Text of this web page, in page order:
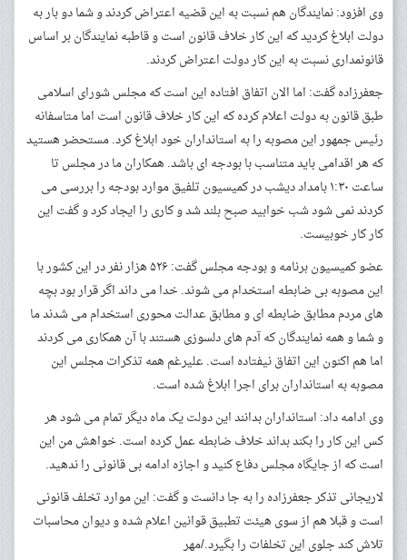
وی افزود: نمایندگان هم نسبت به این قضیه اعتراض کردند و شما دو بار به
دولت ابلاغ کردید که این کار خلاف قانون است و قاطبه نمایندگان بر اساس
قانونمداری نسبت به این کار دولت اعتراض کردند.
جعفرزاده گفت: اما الان اتفاق افتاده این است که مجلس شورای اسلامی
طبق قانون به دولت اعلام کرده که این کار خلاف قانون است اما متاسفانه
رئیس جمهور این مصوبه را به استانداران خود ابلاغ کرد. مستحضر هستید
که هر اقدامی باید متناسب با بودجه ای باشد. همکاران ما در مجلس تا
ساعت ۱:۳۰ بامداد دیشب در کمیسیون تلفیق موارد بودجه را بررسی می
کردند نمی شود شب خوابید صبح بلند شد و کاری را ایجاد کرد و گفت این
کار کار خوبیست.
عضو کمیسیون برنامه و بودجه مجلس گفت: ۵۲۶ هزار نفر در این کشور با
این مصوبه بی ضابطه استخدام می شوند. خدا می داند اگر قرار بود بچه
های مردم مطابق ضابطه ای و مطابق عدالت محوری استخدام می شدند ما
و شما و همه نمایندگان که آدم های دلسوزی هستند با آن همکاری می کردند
اما هم اکنون این اتفاق نیفتاده است. علیرغم همه تذکرات مجلس این
مصوبه به استانداران برای اجرا ابلاغ شده است.
وی ادامه داد: استانداران بدانند این دولت یک ماه دیگر تمام می شود هر
کس این کار را بکند بداند خلاف ضابطه عمل کرده است. خواهش من این
است که از جایگاه مجلس دفاع کنید و اجازه ادامه بی قانونی را ندهید.
لاریجانی تذکر جعفرزاده را به جا دانست و گفت: این موارد تخلف قانونی
است و قبلا هم از سوی هیئت تطبیق قوانین اعلام شده و دیوان محاسبات
تلاش کند جلوی این تخلفات را بگیرد./مهر